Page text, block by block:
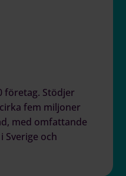
företag. Stödjer
fem miljoner
med omfattande
Sverige och